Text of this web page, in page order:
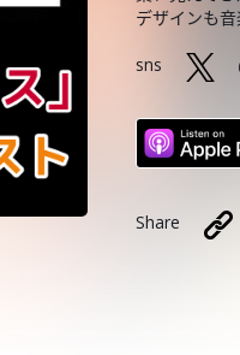
デザインも
sns
Share